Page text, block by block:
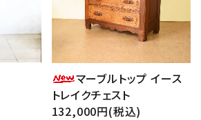
マーブルトップ イース
トレイクチェスト
132,000円(税込)